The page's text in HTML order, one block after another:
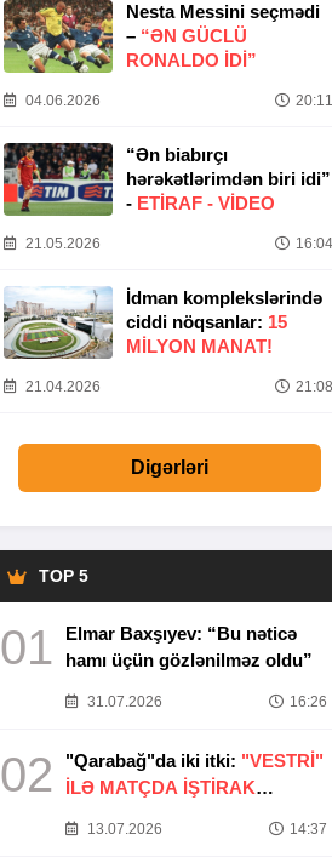
Nesta Messini seçmədi
– “ƏN GÜCLÜ
RONALDO IDI”
04.06.2026 20:11
“Ən biabırçı
hərəkətlərimdən biri idi”
- ETIRAF - VİDEO
21.05.2026 16:04
İdman komplekslərində
ciddi nöqsanlar: 15
MILYON MANAT!
21.04.2026 21:08
Digərləri
TOP 5
01
Elmar Baxşıyev: “Bu nəticə
hamı üçün gözlənilməz oldu”
31.07.2026 16:26
02 "Qarabağ"da iki itki: "VESTRİ"
İLƏ MATÇDA İŞTİRAK
13.07.2026 14:37